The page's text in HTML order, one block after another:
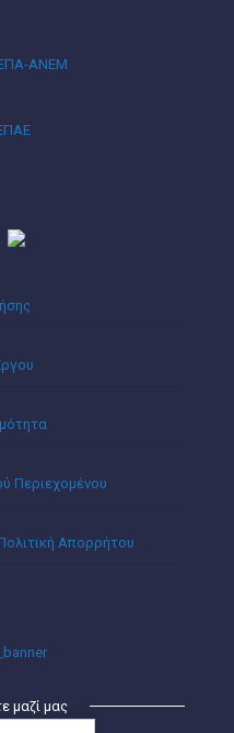
Περιεχομένου
Απορρήτου
μαζί μας